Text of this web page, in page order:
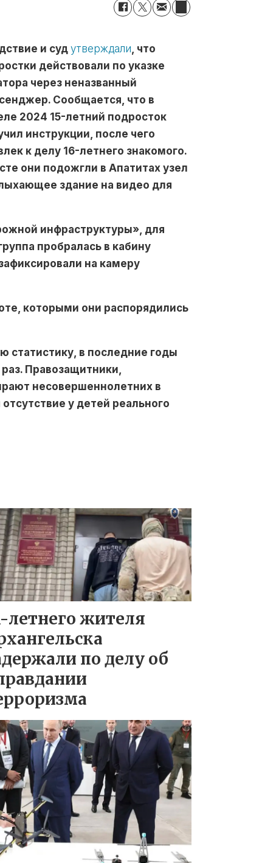
и судутверждали, что
действовали по указке
через неназванный
Сообщается, что в
2024 15-летний подросток
инструкции, после чего
к делу 16-летнего знакомого.
они подожгли в Апатитах узел
здание на видео для
инфраструктуры», для
пробралась в кабину
на камеру
которыми они распорядились
статистику, в последние годы
Правозащитники,
несовершеннолетних в
у детей реального
летнего жителя
по делу об